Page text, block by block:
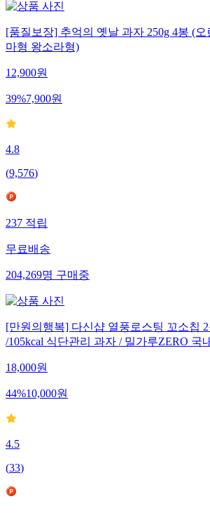
[품질보장] 추억의 옛날 과자 250g 4봉 (
마형 왕소라형)
12,900원
39%7,900원
4.8
(9,576)
237적립
무료배송
204,269명구매중
[만원의행복] 다신샵 열풍로스팅 꼬소칩
/105kcal 식단관리 과자 / 밀가루ZERO 국
18,000원
44%10,000원
4.5
(33)